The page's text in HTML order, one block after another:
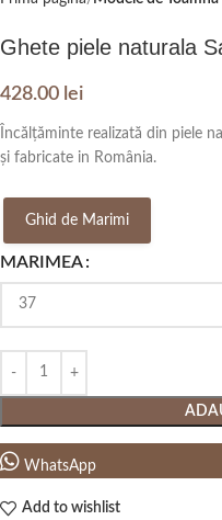
Ghete piele naturala
428.00 lei
Încălțăminte realizată din piele
și fabricate in România.
Ghid de Marimi
MARIMEA
WhatsApp
Add to wishlist